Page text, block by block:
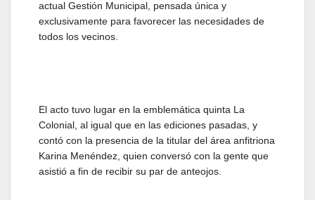
actual Gestión Municipal, pensada única y
exclusivamente para favorecer las necesidades de
todos los vecinos.
El acto tuvo lugar en la emblemática quinta La
Colonial, al igual que en las ediciones pasadas, y
contó con la presencia de la titular del área anfitriona
Karina Menéndez, quien conversó con la gente que
asistió a fin de recibir su par de anteojos.